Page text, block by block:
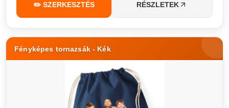
✏️ SZERKESZTÉS RÉSZLETEK
Fényképes tornazsák - Kék